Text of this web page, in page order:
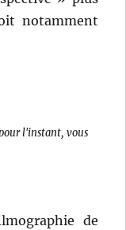
notamment
l'instant, vous
de